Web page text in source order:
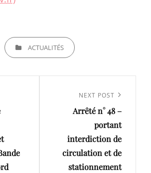
CATEGORIESACTUALITÉS
NEXT POST
Arrêté n° 48 –
portant
interdiction de
circulation et de
stationnement